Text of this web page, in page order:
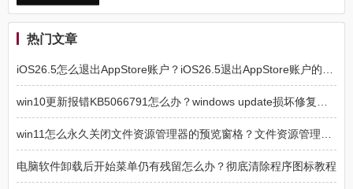
热门文章
电脑软件卸载后开始菜单仍有残留怎么办？彻底清除程序图标教程